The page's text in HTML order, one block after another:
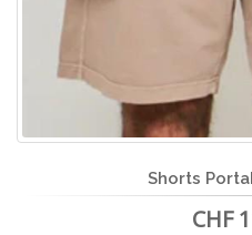
Shorts
CHF